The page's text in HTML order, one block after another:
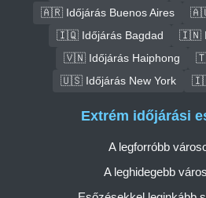
🇦🇷 Időjárás Buenos Aires
🇦🇺
🇮🇶 Időjárás Bagdad
🇮🇳
🇻🇳 Időjárás Haiphong
🇺🇸 Időjárás New York
Extrém időjárási
A legforróbb
A leghidegebb